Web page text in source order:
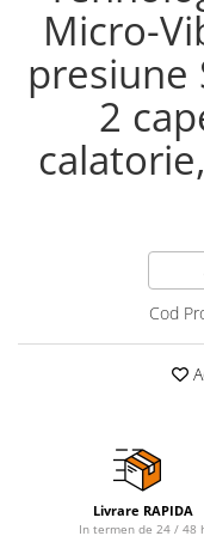
Maturi, mopuri si
Organizare si
Pistoale de lipit
Termometre bucatarie
Tigai si Seturi
Unelte si aparate de
Vopsele si Pigmenti
Electrocasnice &
Blendere & Tocatoare
Fiare, statii & aparate
Micro-
presiune
2
Cod
Livrare RAPIDA
In termen de 24 / 48